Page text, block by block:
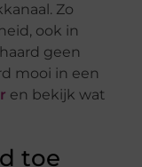
Zo
ook in
geen
mooi in een
en bekijk wat
toe